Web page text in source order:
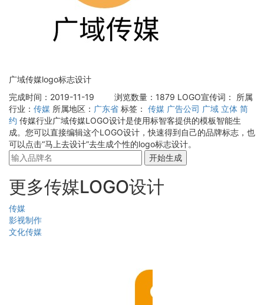
广域传媒logo标志设计
完成时间：2019-11-19
浏览数量：1879 LOGO宣传词：
所属
行业： 传媒 所属地区： 广东省 标签： 传媒 广告公司 广域 立体 简
约 传媒行业广域传媒LOGO设计是使用标智客提供的模板智能生
成。您可以直接编辑这个LOGO设计，快速得到自己的品牌标志，也
可以点击“马上去设计”去生成个性的logo标志设计。
开始生成
更多传媒LOGO设计
传媒
影视制作
文化传媒